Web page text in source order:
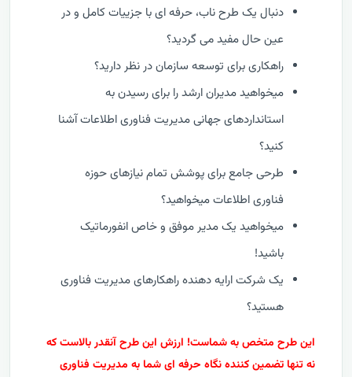
دنبال یک طرح ناب، حرفه ای با جزییات کامل و در
عین حال مفید می گردید؟
راهکاری برای توسعه سازمان در نظر دارید؟
میخواهید مدیران ارشد را برای رسیدن به
استانداردهای جهانی مدیریت فناوری اطلاعات آشنا
کنید؟
طرحی جامع برای پوشش تمام نیازهای حوزه
فناوری اطلاعات میخواهید؟
میخواهید یک مدیر موفق و خاص انفورماتیک
باشید!
یک شرکت ارایه دهنده راهکارهای مدیریت فناوری
هستید؟
این طرح متخص به شماست! ارزش این طرح آنقدر بالاست که
نه تنها تضمین کننده نگاه حرفه ای شما به مدیریت فناوری